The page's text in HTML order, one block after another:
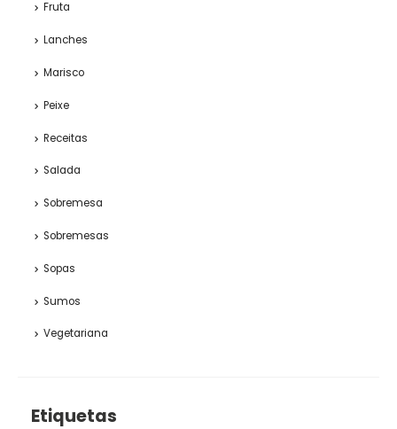
Fruta
Lanches
Marisco
Peixe
Receitas
Salada
Sobremesa
Sobremesas
Sopas
Sumos
Vegetariana
Etiquetas